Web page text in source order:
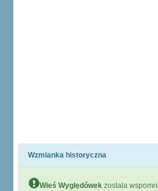
Wzmianka historyczna
Wieś Wyględówek została